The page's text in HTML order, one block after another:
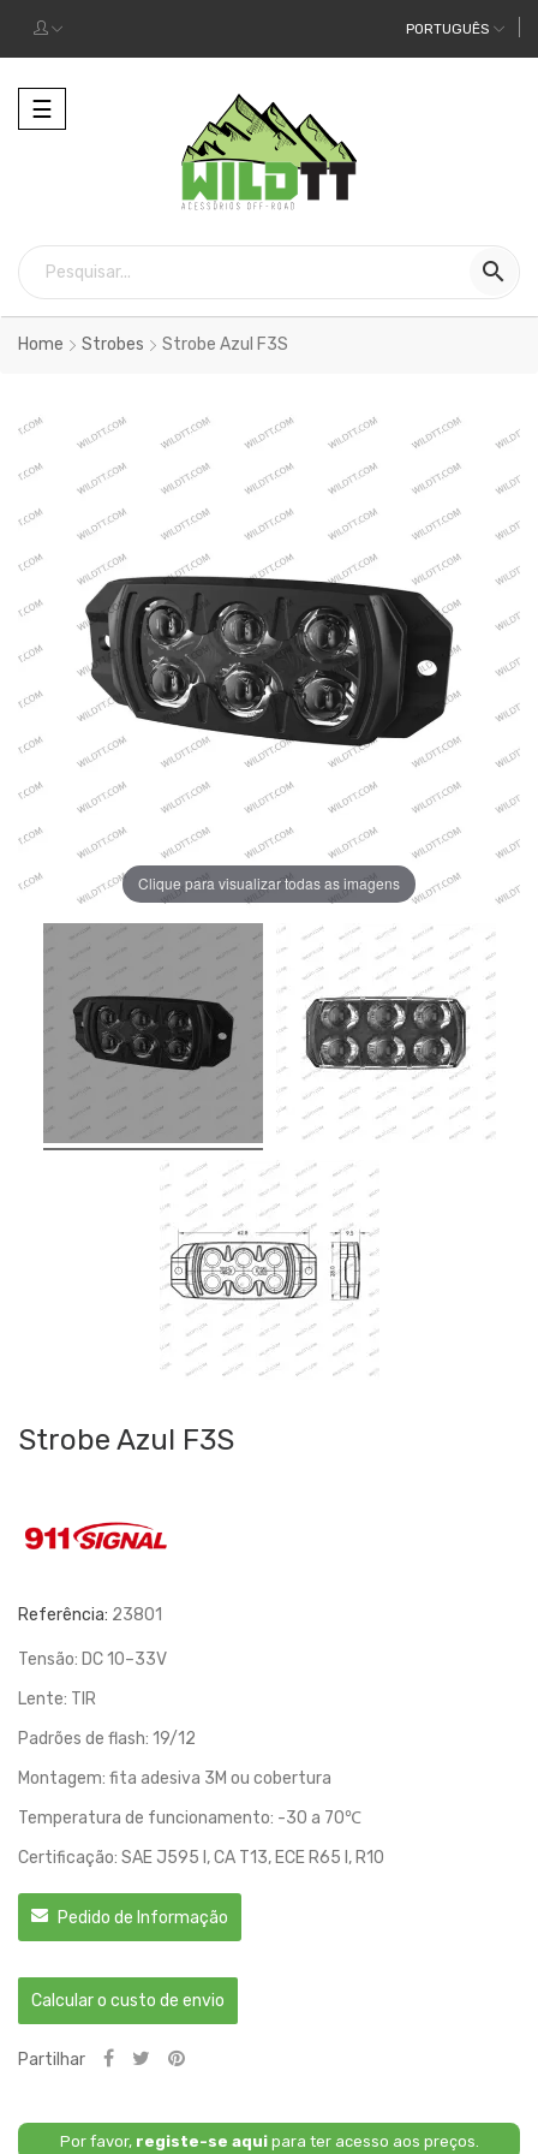
PORTUGUÊS
Alternar
a
☰

Home Strobes Strobe Azul F3S
Clique para visualizar todas as imagens
Strobe Azul F3S
Referência: 23801
Tensão: DC 10–33V
Lente: TIR
Padrões de flash: 19/12
Montagem: fita adesiva 3M ou cobertura
Temperatura de funcionamento: -30 a 70℃
Certificação: SAE J595 I, CA T13, ECE R65 I, R10
Pedido de Informação
Calcular o custo de envio
Partilhar
Por favor, registe-se aquipara ter acesso aos preços.